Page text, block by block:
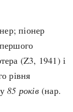
піонер
(Z3, 1941) і
рівня
у85 років(нар.